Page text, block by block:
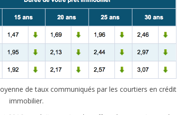
de taux communiqués par les courtiers en crédit
immobilier.